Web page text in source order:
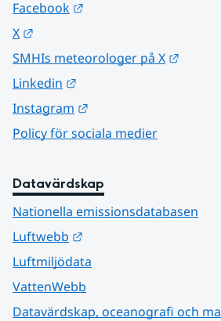
Facebook
X
SMHIs meteorologer på X
Linkedin
Instagram
Policy för sociala medier
Datavärdskap
Nationella emissionsdatabasen
Luftwebb
Luftmiljödata
VattenWebb
Datavärdskap, oceanografi och